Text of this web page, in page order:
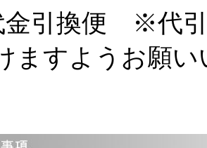
金引換便 ※代引
ますようお願